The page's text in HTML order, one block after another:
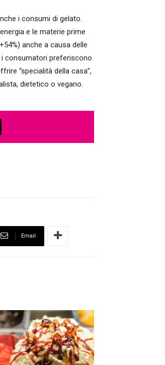
i consumi di gelato.
e le materie prime
anche a causa delle
i consumatori preferiscono
“specialità della casa”,
dietetico o vegano.
Email